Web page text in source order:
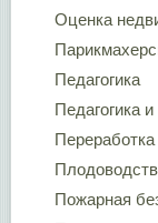
Оценка
Педагогика
Педагогика
Пожарная